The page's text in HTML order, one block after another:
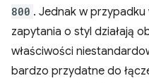
800 . Jednak w
zapytania o styl działają
właściwości
bardzo przydatne do